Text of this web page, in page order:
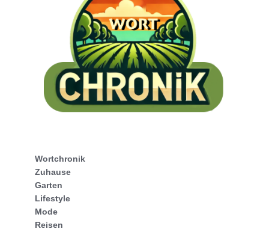
Wortchronik
Zuhause
Garten
Lifestyle
Mode
Reisen